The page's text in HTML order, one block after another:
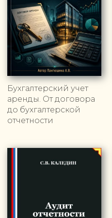
Бухгалтерский учет
аренды. От договора
до бухгалтерской
отчетности